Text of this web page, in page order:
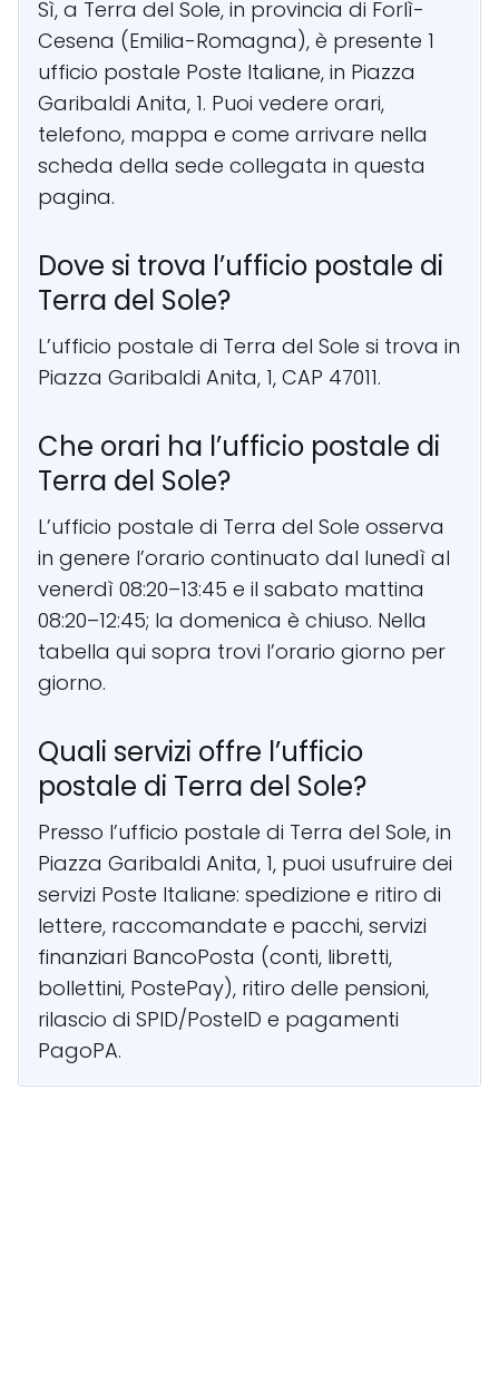
Sì, a Terra del Sole, in provincia di Forlì-
Cesena (Emilia-Romagna), è presente 1
ufficio postale Poste Italiane, in Piazza
Garibaldi Anita, 1. Puoi vedere orari,
telefono, mappa e come arrivare nella
scheda della sede collegata in questa
pagina.
Dove si trova l’ufficio postale di
Terra del Sole?
L’ufficio postale di Terra del Sole si trova in
Piazza Garibaldi Anita, 1, CAP 47011.
Che orari ha l’ufficio postale di
Terra del Sole?
L’ufficio postale di Terra del Sole osserva
in genere l’orario continuato dal lunedì al
venerdì 08:20–13:45 e il sabato mattina
08:20–12:45; la domenica è chiuso. Nella
tabella qui sopra trovi l’orario giorno per
giorno.
Quali servizi offre l’ufficio
postale di Terra del Sole?
Presso l’ufficio postale di Terra del Sole, in
Piazza Garibaldi Anita, 1, puoi usufruire dei
servizi Poste Italiane: spedizione e ritiro di
lettere, raccomandate e pacchi, servizi
finanziari BancoPosta (conti, libretti,
bollettini, PostePay), ritiro delle pensioni,
rilascio di SPID/PosteID e pagamenti
PagoPA.